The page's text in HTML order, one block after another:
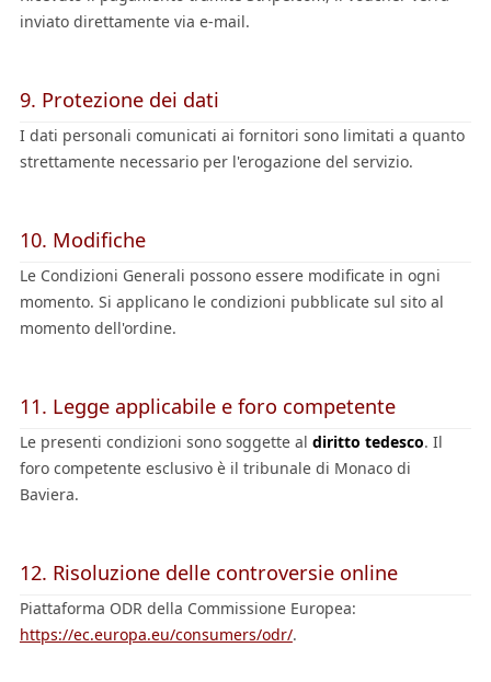
inviato direttamente via e-mail.
9. Protezione dei dati
I dati personali comunicati ai fornitori sono limitati a quanto
strettamente necessario per l'erogazione del servizio.
10. Modifiche
Le Condizioni Generali possono essere modificate in ogni
momento. Si applicano le condizioni pubblicate sul sito al
momento dell'ordine.
11. Legge applicabile e foro competente
Le presenti condizioni sono soggette al diritto tedesco. Il
foro competente esclusivo è il tribunale di Monaco di
Baviera.
12. Risoluzione delle controversie online
Piattaforma ODR della Commissione Europea:
https://ec.europa.eu/consumers/odr/.